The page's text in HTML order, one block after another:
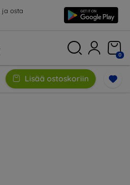
ja osta
0
Lisää ostoskoriin